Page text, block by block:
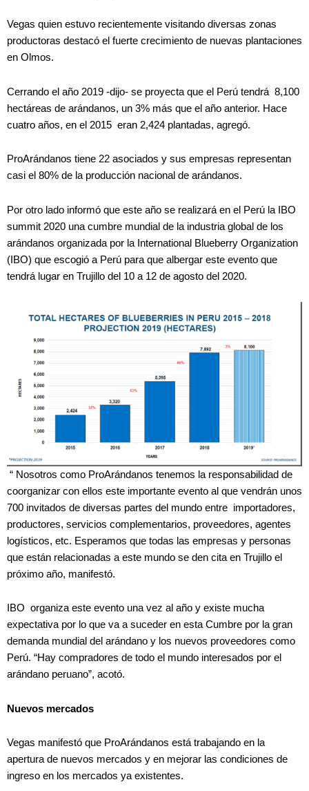
Vegas quien estuvo recientemente visitando diversas zonas
productoras destacó el fuerte crecimiento de nuevas plantaciones
en Olmos.
Cerrando el año 2019 -dijo- se proyecta que el Perú tendrá 8,100
hectáreas de arándanos, un 3% más que el año anterior. Hace
cuatro años, en el 2015 eran 2,424 plantadas, agregó.
ProArándanos tiene 22 asociados y sus empresas representan
casi el 80% de la producción nacional de arándanos.
Por otro lado informó que este año se realizará en el Perú la IBO
summit 2020 una cumbre mundial de la industria global de los
arándanos organizada por la International Blueberry Organization
(IBO) que escogió a Perú para que albergar este evento que
tendrá lugar en Trujillo del 10 a 12 de agosto del 2020.
“ Nosotros como ProArándanos tenemos la responsabilidad de
coorganizar con ellos este importante evento al que vendrán unos
700 invitados de diversas partes del mundo entre importadores,
productores, servicios complementarios, proveedores, agentes
logísticos, etc. Esperamos que todas las empresas y personas
que están relacionadas a este mundo se den cita en Trujillo el
próximo año, manifestó.
IBO organiza este evento una vez al año y existe mucha
expectativa por lo que va a suceder en esta Cumbre por la gran
demanda mundial del arándano y los nuevos proveedores como
Perú. “Hay compradores de todo el mundo interesados por el
arándano peruano”, acotó.
Nuevos mercados
Vegas manifestó que ProArándanos está trabajando en la
apertura de nuevos mercados y en mejorar las condiciones de
ingreso en los mercados ya existentes.